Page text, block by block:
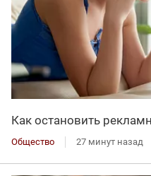
Как остановить
Общество 27 минут назад